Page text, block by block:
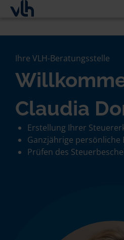
Ihre VLH-Beratungsstelle
Claudia
Erstellung Ihrer
Ganzjährige persönliche
Prüfen des